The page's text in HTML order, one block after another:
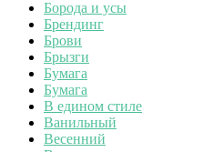
Борода и усы
Брендинг
Брови
Брызги
Бумага
Бумага
В едином стиле
Ванильный
Весенний